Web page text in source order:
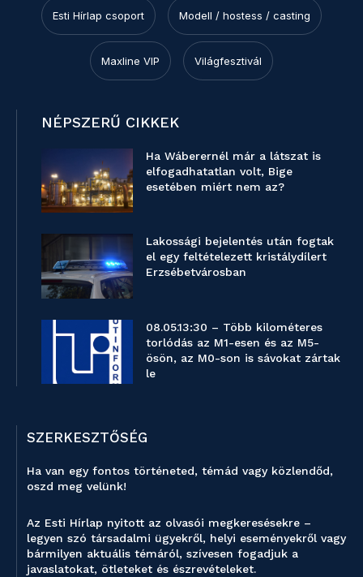
Esti Hírlap csoport Modell / hostess / casting
Maxline VIP Világfesztivál
NÉPSZERŰ CIKKEK
Ha Wáberernél már a látszat is
elfogadhatatlan volt, Bige
esetében miért nem az?
Lakossági bejelentés után fogtak
el egy feltételezett kristálydílert
Erzsébetvárosban
08.05.13:30 – Több kilométeres
torlódás az M1-esen és az M5-
ösön, az M0-son is sávokat zártak
le
SZERKESZTŐSÉG
Ha van egy fontos történeted, témád vagy közlendőd,
oszd meg velünk!
Az Esti Hírlap nyitott az olvasói megkeresésekre –
legyen szó társadalmi ügyekről, helyi eseményekről vagy
bármilyen aktuális témáról, szívesen fogadjuk a
javaslatokat, ötleteket és észrevételeket.